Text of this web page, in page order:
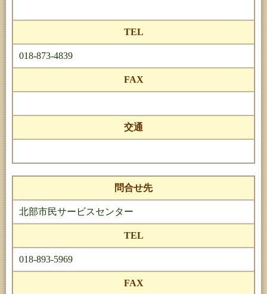
TEL
018-873-4839
FAX
交通
問合せ先
北部市民サービスセンター
TEL
018-893-5969
FAX